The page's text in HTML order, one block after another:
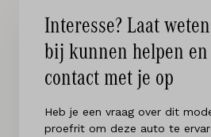
Interesse? Laat
bij kunnen helpen
contact met je op
Heb je een vraag over dit
proefrit om deze auto te